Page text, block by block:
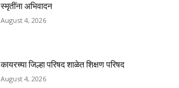
स्मृतींना अभिवादन
August 4, 2026
कायरच्या जिल्हा परिषद शाळेत शिक्षण परिषद
August 4, 2026